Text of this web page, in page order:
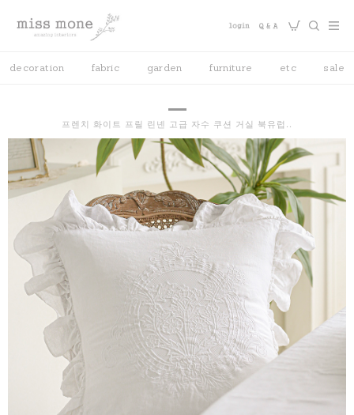
decoration fabric garden furniture etc sale
프렌치 화이트 프릴 린넨 고급 자수 쿠션 거실 북유럽..